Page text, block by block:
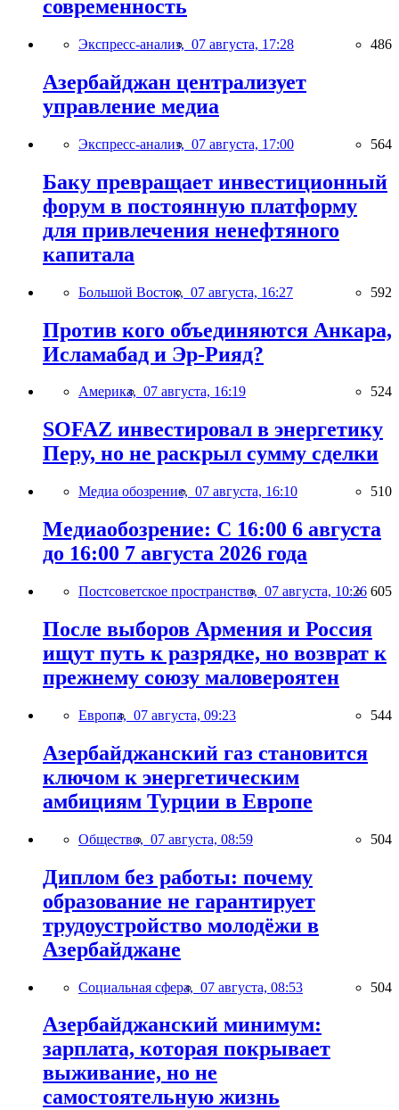
современность
Экспресс-анализ, 07 августа, 17:28 486
Азербайджан централизует
управление медиа
Экспресс-анализ, 07 августа, 17:00 564
Баку превращает инвестиционный
форум в постоянную платформу
для привлечения ненефтяного
капитала
Большой Восток, 07 августа, 16:27 592
Против кого объединяются Анкара,
Исламабад и Эр-Рияд?
Америка, 07 августа, 16:19 524
SOFAZ инвестировал в энергетику
Перу, но не раскрыл сумму сделки
Медиа обозрение, 07 августа, 16:10 510
Медиаобозрение: С 16:00 6 августа
до 16:00 7 августа 2026 года
Постсоветское пространство, 07 августа, 10:26 605
После выборов Армения и Россия
ищут путь к разрядке, но возврат к
прежнему союзу маловероятен
Европа, 07 августа, 09:23 544
Азербайджанский газ становится
ключом к энергетическим
амбициям Турции в Европе
Общество, 07 августа, 08:59 504
Диплом без работы: почему
образование не гарантирует
трудоустройство молодёжи в
Азербайджане
Социальная сфера, 07 августа, 08:53 504
Азербайджанский минимум:
зарплата, которая покрывает
выживание, но не
самостоятельную жизнь